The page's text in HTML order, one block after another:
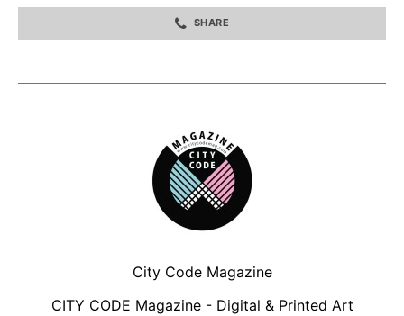
SHARE
City Code Magazine
CITY CODE Magazine - Digital & Printed Art